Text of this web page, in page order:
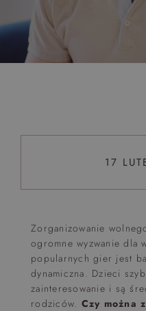
Top 5 bestsellers
WAKACJE nad morzem
atrakcji Lato 2026
17
Zorganizowanie
ogromne wyzwanie dla
popularnych gier jest
dynamiczna. Dzieci
zainteresowanie i są
rodziców. Czy można